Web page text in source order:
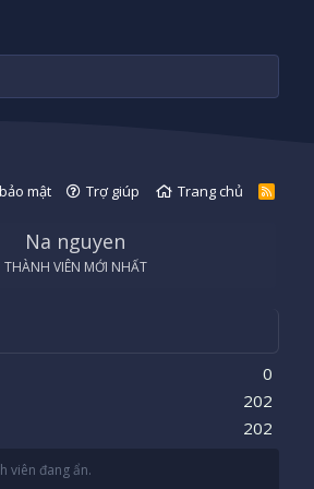
mật Trợ giúp Trang chủ
R
Na nguyen
THÀNH VIÊN MỚI NHẤT
0
202
202
viên đang ẩn.